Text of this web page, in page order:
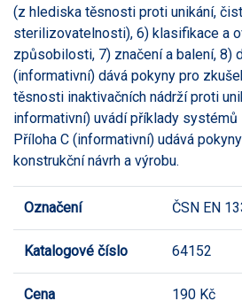
(z hlediska těsnosti proti unikání,
sterilizovatelnosti), 6) klasifikace a
způsobilosti, 7) značení a balení, 8)
(informativní) dává pokyny pro
těsnosti inaktivačních nádrží proti
informativní) uvádí příklady systémů
Příloha C (informativní) udává
konstrukční návrh a výrobu.
Označení ČSN EN
Katalogové číslo 64152
Cena 190 Kč